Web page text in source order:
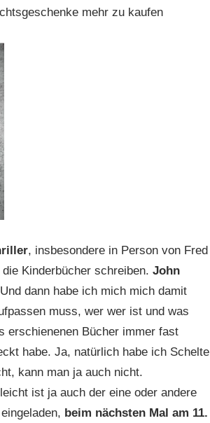
mehr zu kaufen
, insbesondere in Person von Fred
Kinderbücher schreiben. John
dann habe ich mich mich damit
muss, wer wer ist und was
erschienenen Bücher immer fast
habe. Ja, natürlich habe ich Schelte
kann man ja auch nicht.
ist ja auch der eine oder andere
beim nächsten Mal am 11.